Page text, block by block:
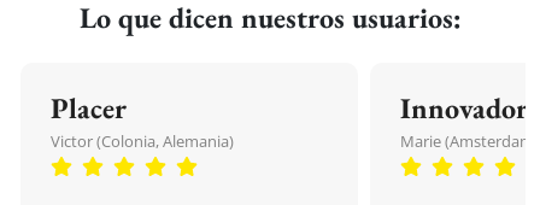
Lo que dicen nuestros usuarios:
Placer
Victor (Colonia, Alemania)
Innovador
Marie (Amsterdam,